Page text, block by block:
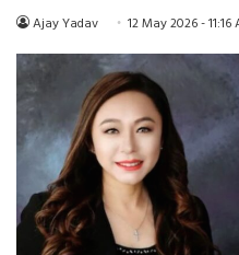
Ajay Yadav 12 May 2026 - 11:16